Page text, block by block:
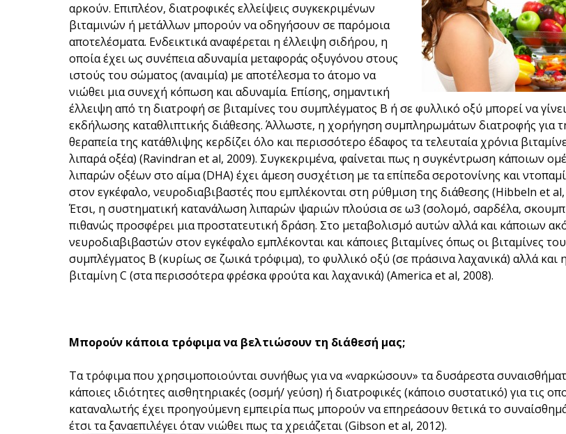
αρκούν. Επιπλέον, διατροφικές ελλείψεις συγκεκριμένων
βιταμινών ή μετάλλων μπορούν να οδηγήσουν σε παρόμοια
αποτελέσματα. Ενδεικτικά αναφέρεται η έλλειψη σιδήρου, η
οποία έχει ως συνέπεια αδυναμία μεταφοράς οξυγόνου στους
ιστούς του σώματος (αναιμία) με αποτέλεσμα το άτομο να
νιώθει μια συνεχή κόπωση και αδυναμία. Επίσης, σημαντική
έλλειψη από τη διατροφή σε βιταμίνες του συμπλέγματος Β ή σε φυλλικό οξύ μπορεί να γίνει
εκδήλωσης καταθλιπτικής διάθεσης. Άλλωστε, η χορήγηση συμπληρωμάτων διατροφής για
θεραπεία της κατάθλιψης κερδίζει όλο και περισσότερο έδαφος τα τελευταία χρόνια
λιπαρά οξέα) (Ravindran et al, 2009). Συγκεκριμένα, φαίνεται πως η συγκέντρωση κάποιων
λιπαρών οξέων στο αίμα (DHA) έχει άμεση συσχέτιση με τα επίπεδα σεροτονίνης και
στον εγκέφαλο, νευροδιαβιβαστές που εμπλέκονται στη ρύθμιση της διάθεσης (Hibbeln et al,
Έτσι, η συστηματική κατανάλωση λιπαρών ψαριών πλούσια σε ω3 (σολομό, σαρδέλα,
πιθανώς προσφέρει μια προστατευτική δράση. Στο μεταβολισμό αυτών αλλά και κάποιων
νευροδιαβιβαστών στον εγκέφαλο εμπλέκονται και κάποιες βιταμίνες όπως οι βιταμίνες του
συμπλέγματος Β (κυρίως σε ζωικά τρόφιμα), το φυλλικό οξύ (σε πράσινα λαχανικά) αλλά και η
βιταμίνη C (στα περισσότερα φρέσκα φρούτα και λαχανικά) (America et al, 2008).
Μπορούν κάποια τρόφιμα να βελτιώσουν τη διάθεσή μας;
Τα τρόφιμα που χρησιμοποιούνται συνήθως για να «ναρκώσουν» τα δυσάρεστα
κάποιες ιδιότητες αισθητηριακές (οσμή/ γεύση) ή διατροφικές (κάποιο συστατικό) για τις
καταναλωτής έχει προηγούμενη εμπειρία πως μπορούν να επηρεάσουν θετικά το
έτσι τα ξαναεπιλέγει όταν νιώθει πως τα χρειάζεται (Gibson et al, 2012).